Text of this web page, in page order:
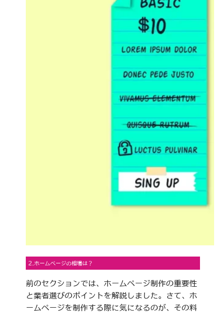
2.ホームページの相場は？
前のセクションでは、ホームページ制作の重要性
と業者選びのポイントを解説しました。さて、ホ
ームページを制作する際に気になるのが、その料